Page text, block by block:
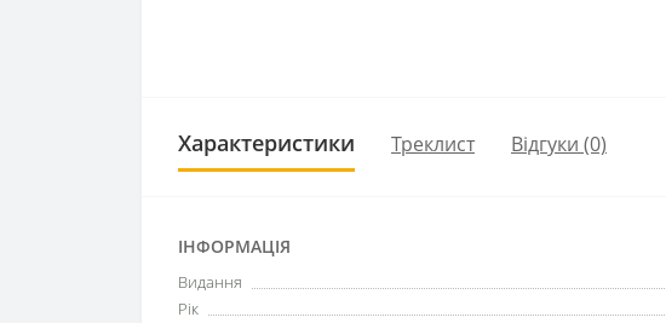
Характеристики Треклист Відгуки (0)
ІНФОРМАЦІЯ
Видання
Рік